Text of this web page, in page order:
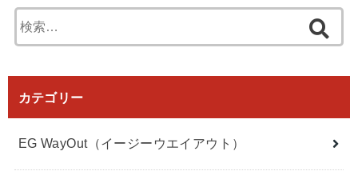
索:
カテゴリー
EG WayOut（イージーウエイアウト）